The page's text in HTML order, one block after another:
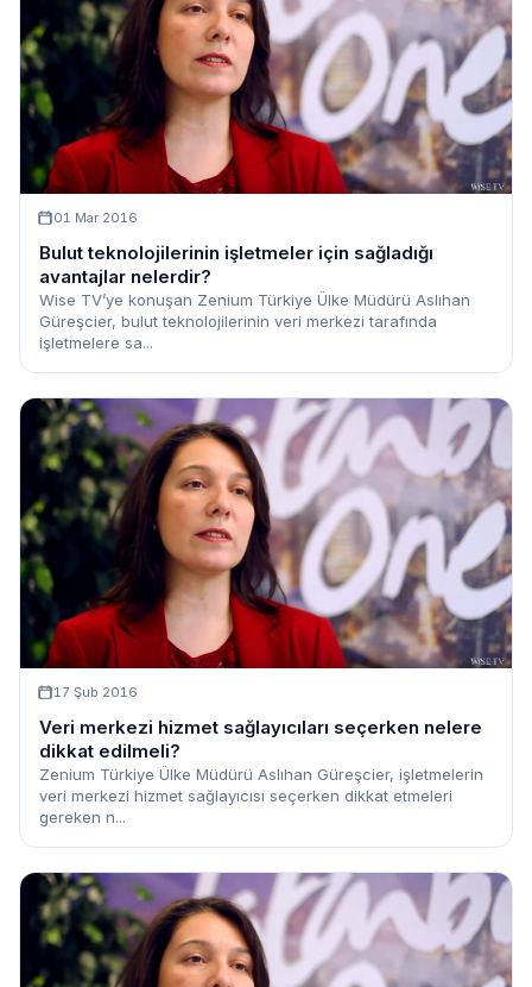
01 Mar 2016
Bulut teknolojilerinin işletmeler için sağladığı
avantajlar nelerdir?
Wise TV’ye konuşan Zenium Türkiye Ülke Müdürü Aslıhan
Güreşcier, bulut teknolojilerinin veri merkezi tarafında
işletmelere sa...
17 Şub 2016
Veri merkezi hizmet sağlayıcıları seçerken nelere
dikkat edilmeli?
Zenium Türkiye Ülke Müdürü Aslıhan Güreşcier, işletmelerin
veri merkezi hizmet sağlayıcısı seçerken dikkat etmeleri
gereken n...